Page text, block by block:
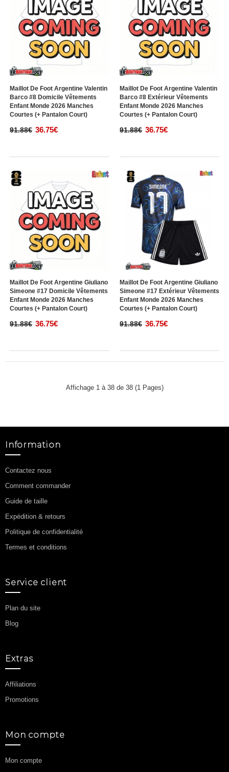
Maillot De Foot Argentine Valentin
Barco #8 Domicile Vêtements
Enfant Monde 2026 Manches
Courtes (+ Pantalon Court)
91.88€ 36.75€
Maillot De Foot Argentine Valentin
Barco #8 Extérieur Vêtements
Enfant Monde 2026 Manches
Courtes (+ Pantalon Court)
91.88€ 36.75€
Maillot De Foot Argentine Giuliano
Simeone #17 Domicile Vêtements
Enfant Monde 2026 Manches
Courtes (+ Pantalon Court)
91.88€ 36.75€
Maillot De Foot Argentine Giuliano
Simeone #17 Extérieur Vêtements
Enfant Monde 2026 Manches
Courtes (+ Pantalon Court)
91.88€ 36.75€
Affichage 1 à 38 de 38 (1 Pages)
Information
Contactez nous
Comment commander
Guide de taille
Expédition & retours
Politique de confidentialité
Termes et conditions
Service client
Plan du site
Blog
Extras
Affiliations
Promotions
Mon compte
Mon compte